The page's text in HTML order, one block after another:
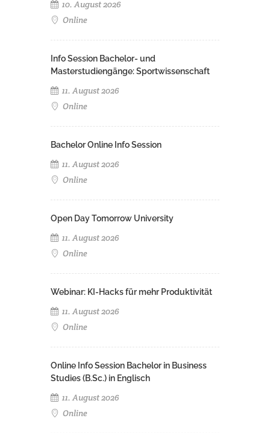
10. August 2026
Online
Info Session Bachelor- und
Masterstudiengänge: Sportwissenschaft
11. August 2026
Online
Bachelor Online Info Session
11. August 2026
Online
Open Day Tomorrow University
11. August 2026
Online
Webinar: KI-Hacks für mehr Produktivität
11. August 2026
Online
Online Info Session Bachelor in Business
Studies (B.Sc.) in Englisch
11. August 2026
Online